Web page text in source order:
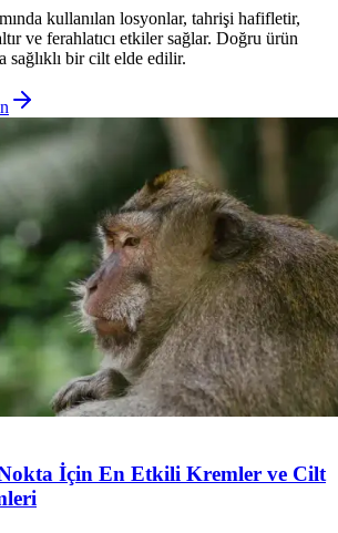
kullanılan losyonlar, tahrişi hafifletir,
ve ferahlatıcı etkiler sağlar. Doğru ürün
sağlıklı bir cilt elde edilir.
İçin En Etkili Kremler ve Cilt